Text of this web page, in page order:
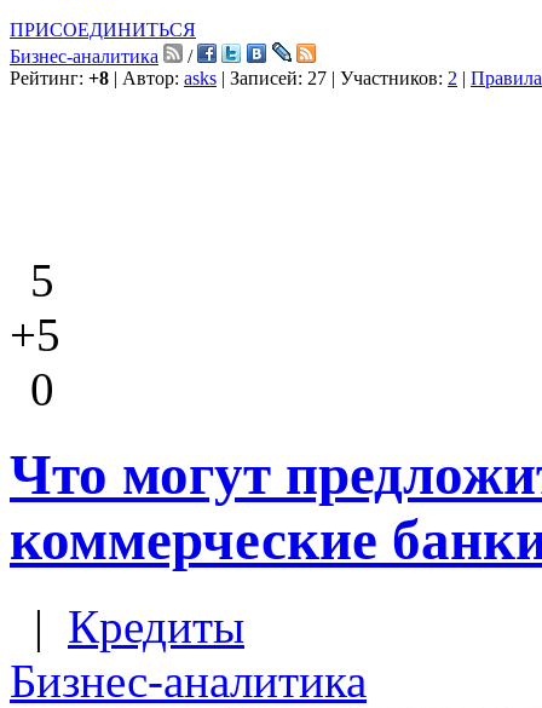
ПРИСОЕДИНИТЬСЯ
Бизнес-аналитика
/
Рейтинг: +8 | Автор: asks | Записей: 27 | Участников: 2 | Правила
5
+5
0
Что могут
коммерческие
| Кредиты
Бизнес-аналитика